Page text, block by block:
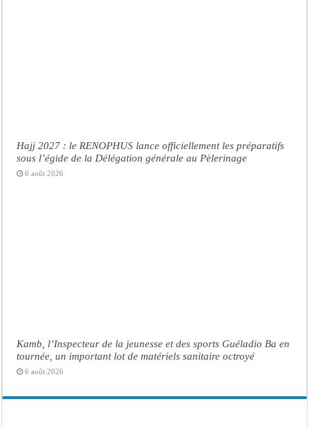
Hajj 2027 : le RENOPHUS lance officiellement les préparatifs
sous l’égide de la Délégation générale au Pèlerinage
6 août 2026
Kamb, l’Inspecteur de la jeunesse et des sports Guéladio Ba en
tournée, un important lot de matériels sanitaire octroyé
6 août 2026